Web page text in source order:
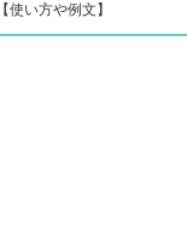
使い方や例文】